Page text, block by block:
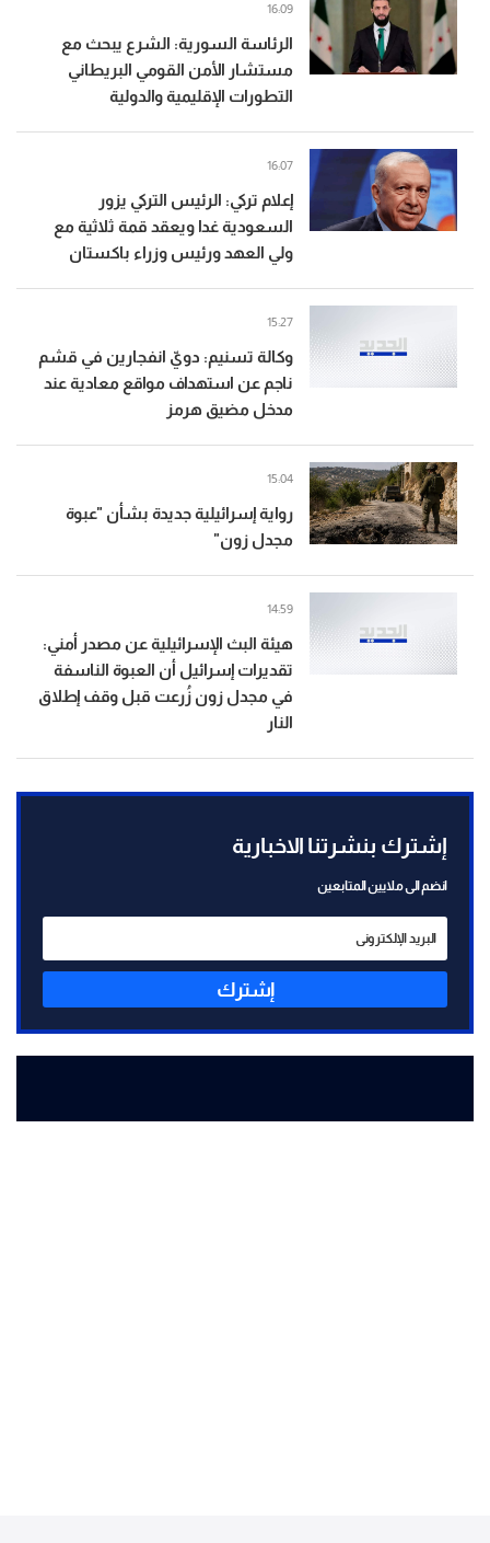
الرئاسة السورية: الشرع يبحث مع
مستشار الأمن القومي البريطاني
التطورات الإقليمية والدولية
16:09
إعلام تركي: الرئيس التركي يزور
السعودية غدا ويعقد قمة ثلاثية مع
ولي العهد ورئيس وزراء باكستان
16:07
وكالة تسنيم: دويّ انفجارين في قشم
ناجم عن استهداف مواقع معادية عند
مدخل مضيق هرمز
15:27
رواية إسرائيلية جديدة بشأن "عبوة
مجدل زون"
15:04
هيئة البث الإسرائيلية عن مصدر أمني:
تقديرات إسرائيل أن العبوة الناسفة
في مجدل زون زُرعت قبل وقف إطلاق
النار
14:59
إشترك بنشرتنا الاخبارية
انضم الى ملايين المتابعين
إشترك